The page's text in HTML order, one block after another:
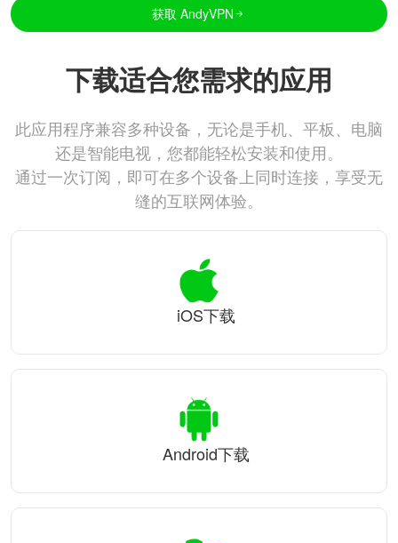
获取 AndyVPN
下载适合您需求的应用
此应用程序兼容多种设备，无论是手机、平板、电脑
还是智能电视，您都能轻松安装和使用。
通过一次订阅，即可在多个设备上同时连接，享受无
缝的互联网体验。
iOS下载
Android下载